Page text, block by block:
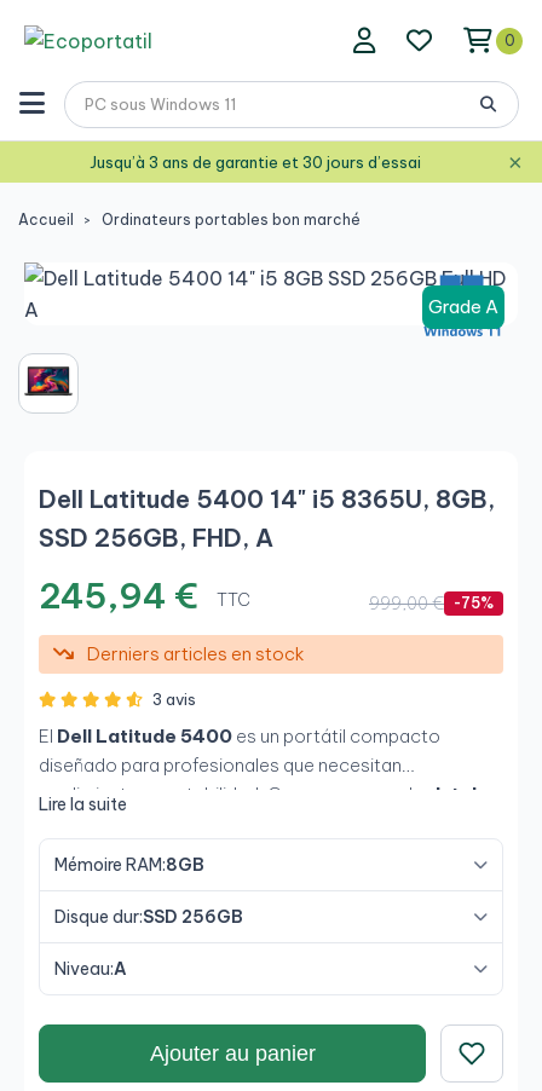
0
Jusqu’à 3 ans de garantie et 30 jours d’essai ×
Accueil Ordinateurs portables bon marché
Grade A
Dell Latitude 5400 14" i5 8365U, 8GB,
SSD 256GB, FHD, A
245,94 € TTC 999,00 € -75%
Derniers articles en stock
3 avis
El Dell Latitude 5400 es un portátil compacto
diseñado para profesionales que necesitan
rendimiento y portabilidad. Con un procesador Intel
este equipo ofrece una experiencia rápida y eficiente
Full HD de 14"y diseño antirreflejo garantizan una
excelente calidad de imagen, mientras que su variedad
de puertos asegura conectividad avanzada.
Lire la suite
Mémoire RAM:8GB
Disque dur:SSD 256GB
Niveau:A
Ajouter au panier